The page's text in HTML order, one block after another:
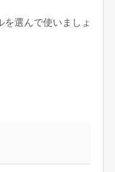
選んで使いましょ